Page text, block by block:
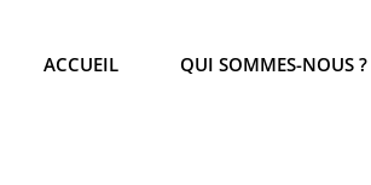
ACCUEIL QUI SOMMES-NOUS ?